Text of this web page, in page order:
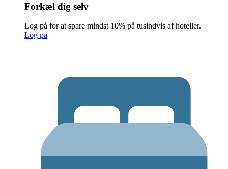
Forkæl dig selv
Log på for at spare mindst 10% på tusindvis af hoteller.
Log på